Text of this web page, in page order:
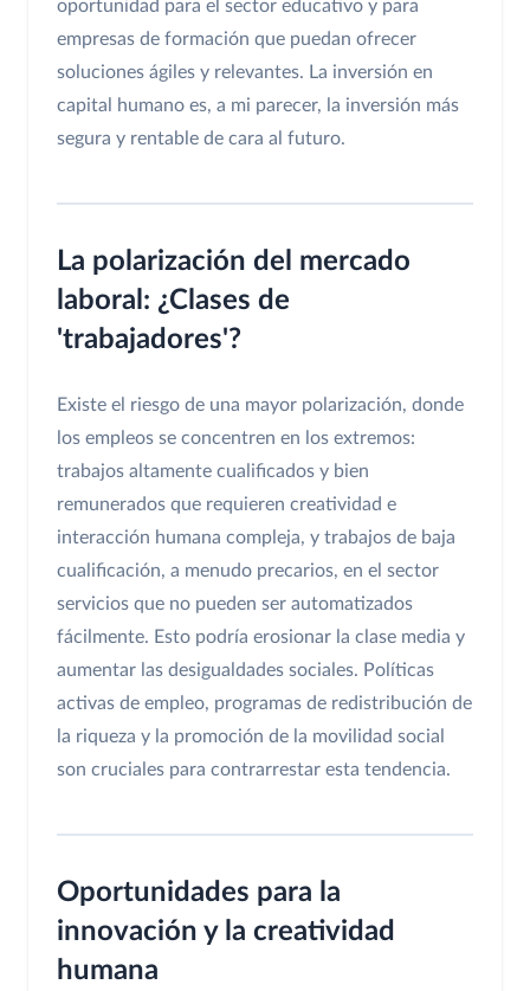
oportunidad para el sector educativo y para
empresas de formación que puedan ofrecer
soluciones ágiles y relevantes. La inversión en
capital humano es, a mi parecer, la inversión más
segura y rentable de cara al futuro.
La polarización del mercado
laboral: ¿Clases de
'trabajadores'?
Existe el riesgo de una mayor polarización, donde
los empleos se concentren en los extremos:
trabajos altamente cualificados y bien
remunerados que requieren creatividad e
interacción humana compleja, y trabajos de baja
cualificación, a menudo precarios, en el sector
servicios que no pueden ser automatizados
fácilmente. Esto podría erosionar la clase media y
aumentar las desigualdades sociales. Políticas
activas de empleo, programas de redistribución de
la riqueza y la promoción de la movilidad social
son cruciales para contrarrestar esta tendencia.
Oportunidades para la
innovación y la creatividad
humana